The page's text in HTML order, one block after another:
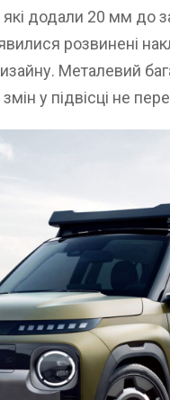
додали 20 мм до
розвинені
Металевий
у підвісці не